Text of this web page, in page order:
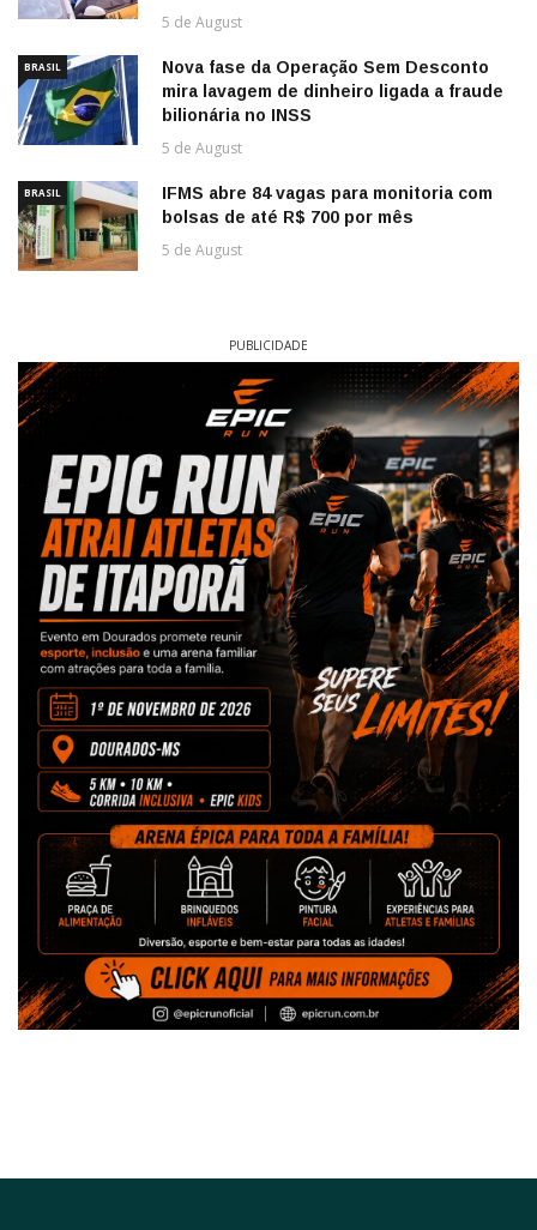
5 de August
BRASIL
Nova fase da Operação Sem Desconto
mira lavagem de dinheiro ligada a fraude
bilionária no INSS
5 de August
BRASIL
IFMS abre 84 vagas para monitoria com
bolsas de até R$ 700 por mês
5 de August
PUBLICIDADE